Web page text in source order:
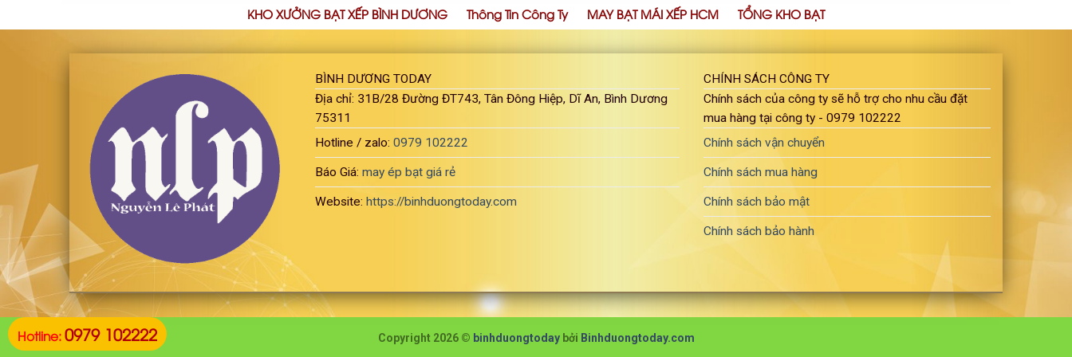
KHO XƯỞNG BẠT XẾP BÌNH DƯƠNG Thông Tin Công Ty MAY BẠT MÁI XẾP HCM TỔNG KHO BẠT
BÌNH DƯƠNG TODAY
Địa chỉ: 31B/28 Đường ĐT743, Tân Đông Hiệp, Dĩ An, Bình Dương
75311
Hotline / zalo: 0979 102222
Báo Giá: may ép bạt giá rẻ
Website: https://binhduongtoday.com
CHÍNH SÁCH CÔNG TY
Chính sách của công ty sẽ hỗ trợ cho nhu cầu đặt
mua hàng tại công ty - 0979 102222
Chính sách vận chuyển
Chính sách mua hàng
Chính sách bảo mật
Chính sách bảo hành
Copyright 2026 © binhduongtodaybởi Binhduongtoday.com
Hotline:0979 102222